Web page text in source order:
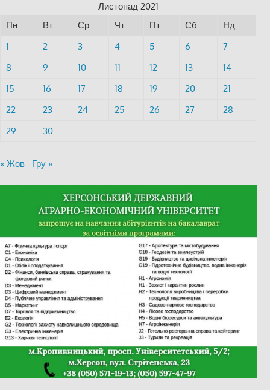
Листопад 2021
Пн
Вт Ср Чт Пт Сб
Нд
1
2 3 4 5 6
7
8
9 10 11 12 13
14
15
16 17 18 19 20
21
22
23 24 25 26 27
28
29
30
« Жов Гру »